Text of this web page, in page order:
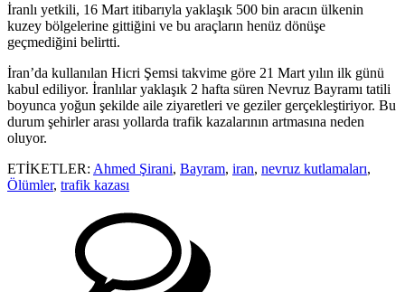
İranlı yetkili, 16 Mart itibarıyla yaklaşık 500 bin aracın ülkenin
kuzey bölgelerine gittiğini ve bu araçların henüz dönüşe
geçmediğini belirtti.
İran’da kullanılan Hicri Şemsi takvime göre 21 Mart yılın ilk günü
kabul ediliyor. İranlılar yaklaşık 2 hafta süren Nevruz Bayramı tatili
boyunca yoğun şekilde aile ziyaretleri ve geziler gerçekleştiriyor. Bu
durum şehirler arası yollarda trafik kazalarının artmasına neden
oluyor.
ETİKETLER: Ahmed Şirani, Bayram, iran, nevruz kutlamaları,
Ölümler, trafik kazası